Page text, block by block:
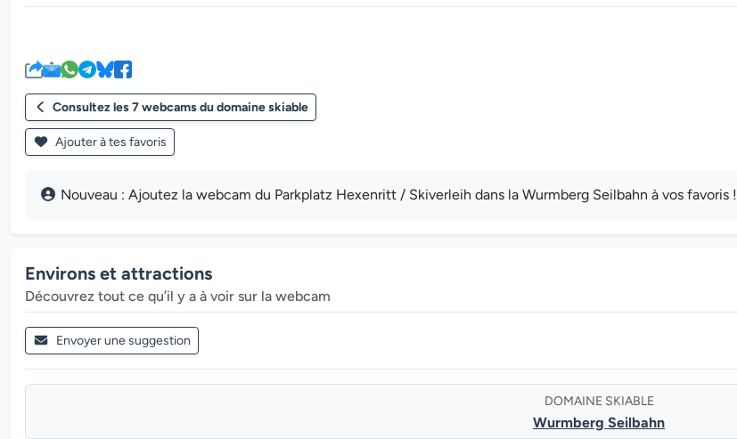
Consultez les 7 webcams du domaine skiable
Ajouter à tes favoris
Nouveau : Ajoutez la webcam du Parkplatz Hexenritt / Skiverleih dans la Wurmberg Seilbahn à vos favoris !
Environs et attractions
Découvrez tout ce qu’il y a à voir sur la webcam
Envoyer une suggestion
DOMAINE SKIABLE
Wurmberg Seilbahn